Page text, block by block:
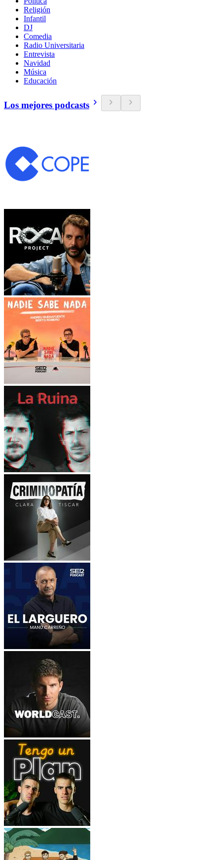
Religión
Infantil
DJ
Comedia
Radio Universitaria
Entrevista
Navidad
Música
Educación
Los mejores podcasts